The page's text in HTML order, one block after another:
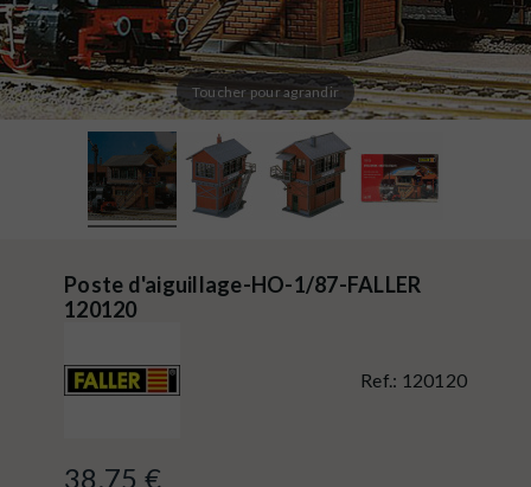
Toucher pour agrandir
Poste d'aiguillage-HO-1/87-FALLER
120120
Ref.: 120120
38,75 €